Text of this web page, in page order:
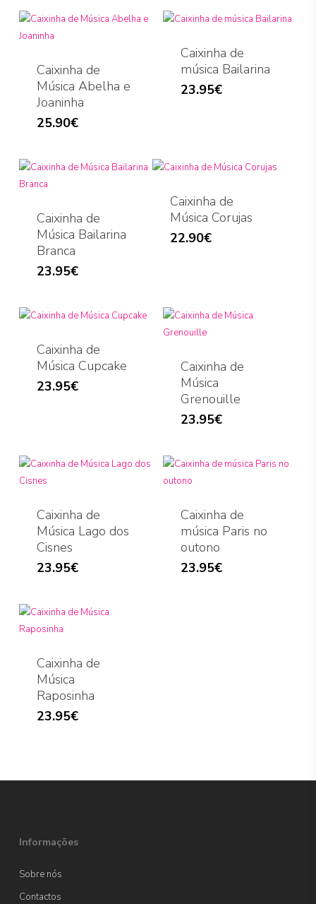
Caixinha de
Música Abelha e
Joaninha
25.90€
Caixinha de
música Bailarina
23.95€
Caixinha de
Música Bailarina
Branca
23.95€
Caixinha de
Música Corujas
22.90€
Caixinha de
Música Cupcake
23.95€
Caixinha de
Música
Grenouille
23.95€
Caixinha de
Música Lago dos
Cisnes
23.95€
Caixinha de
música Paris no
outono
23.95€
Caixinha de
Música
Raposinha
23.95€
Informações
Sobre nós
Contactos